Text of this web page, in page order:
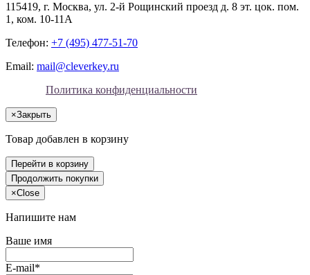
115419, г. Москва, ул. 2-й Рощинский проезд д. 8 эт. цок. пом.
1, ком. 10-11А
Телефон: +7 (495) 477-51-70
Email: mail@cleverkey.ru
Политика конфиденциальности
×Закрыть
Товар добавлен в корзину
Перейти в корзину
Продолжить покупки
×Close
Напишите нам
Ваше имя
E-mail*